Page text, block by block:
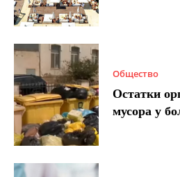
Общество
Остатки
мусора у